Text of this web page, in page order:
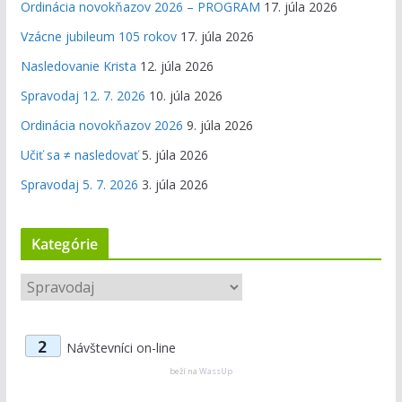
Ordinácia novokňazov 2026 – PROGRAM 17. júla 2026
Vzácne jubileum 105 rokov 17. júla 2026
Nasledovanie Krista 12. júla 2026
Spravodaj 12. 7. 2026 10. júla 2026
Ordinácia novokňazov 2026 9. júla 2026
Učiť sa ≠ nasledovať 5. júla 2026
Spravodaj 5. 7. 2026 3. júla 2026
Kategórie
a
2 Návštevníci on-line
beží na WassUp